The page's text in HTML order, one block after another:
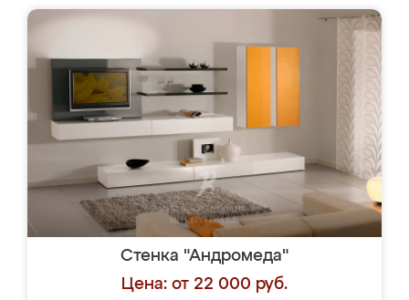
Стенка "Андромеда"
Цена: от 22 000 руб.